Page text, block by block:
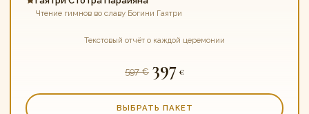
Чтение гимнов во славу Богини Гаятри
Текстовый отчёт о каждой церемонии
597 € 397€
ВЫБРАТЬ ПАКЕТ